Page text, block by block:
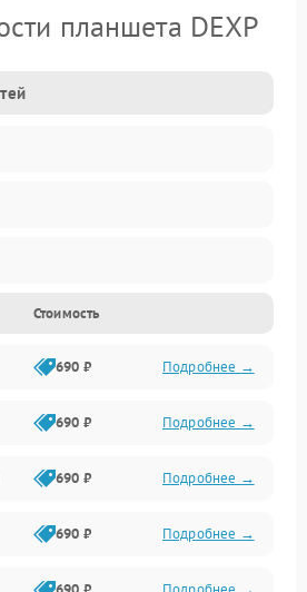
планшета DEXP
динамик)
Стоимость
690 ₽ Подробнее →
690 ₽ Подробнее →
690 ₽ Подробнее →
690 ₽ Подробнее →